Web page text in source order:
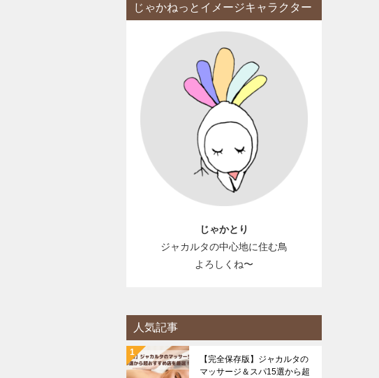
じゃかねっとイメージキャラクター
じゃかとり
ジャカルタの中心地に住む鳥
よろしくね〜
人気記事
【完全保存版】ジャカルタの
マッサージ＆スパ15選から超